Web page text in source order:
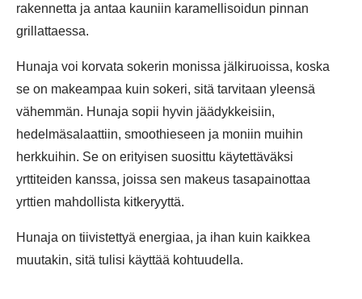
rakennetta ja antaa kauniin karamellisoidun pinnan
grillattaessa.
Hunaja voi korvata sokerin monissa jälkiruoissa, koska
se on makeampaa kuin sokeri, sitä tarvitaan yleensä
vähemmän. Hunaja sopii hyvin jäädykkeisiin,
hedelmäsalaattiin, smoothieseen ja moniin muihin
herkkuihin. Se on erityisen suosittu käytettäväksi
yrttiteiden kanssa, joissa sen makeus tasapainottaa
yrttien mahdollista kitkeryyttä.
Hunaja on tiivistettyä energiaa, ja ihan kuin kaikkea
muutakin, sitä tulisi käyttää kohtuudella.